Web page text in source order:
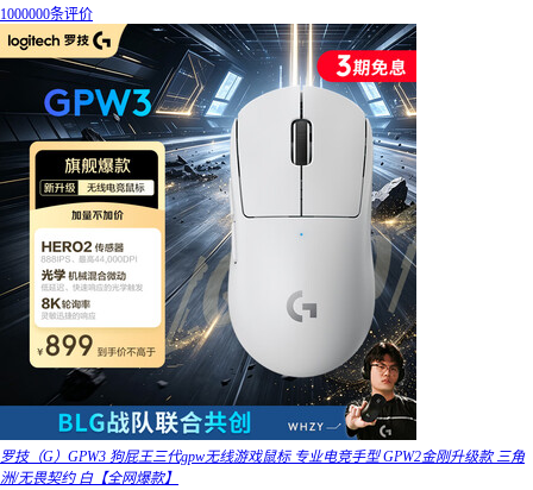
1000000条评价
罗技（G）GPW3 狗屁王三代gpw无线游戏鼠标 专业电竞手型 GPW2金刚升级款 三角
洲/无畏契约 白【全网爆款】